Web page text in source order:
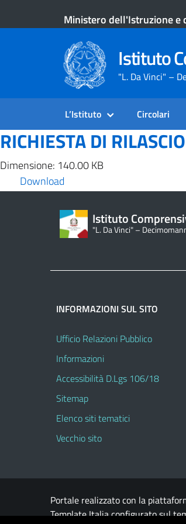
Ministero dell'Istruzione e
Istituto
"L. Da Vinci" –
L’Istituto Circolari
RICHIESTA DI
Dimensione: 140.00 KB
Download
Istituto
"L. Da Vinci" –
INFORMAZIONI SUL SITO
Ufficio Relazioni Pubblico
Informazioni
Accessibilità D.Lgs 106/18
Sitemap
Elenco siti tematici
Vecchio sito
Portale realizzato con la
Template Italia configurato sul